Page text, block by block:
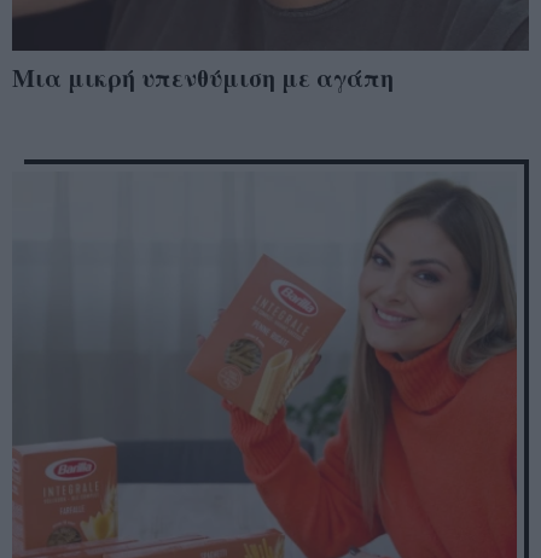
Μια μικρή υπενθύμιση με αγάπη